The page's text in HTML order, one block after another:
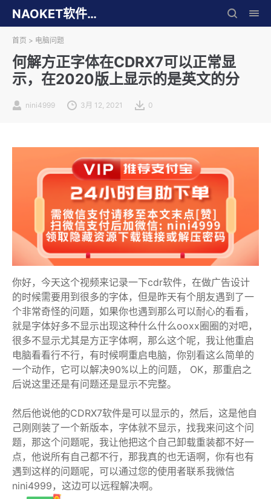
NAOKET软件库
首页 > 电脑问题
何解方正字体在CDRX7可以正常显
示，在2020版上显示的是英文的分
nini4999 3月 12, 2021 0
你好，今天这个视频来记录一下cdr软件，在做广告设计
的时候需要用到很多的字体，但是昨天有个朋友遇到了一
个非常奇怪的问题，如果你也遇到那么可以耐心的看看，
就是字体好多不显示出现这种什么什么ooxx圈圈的对吧，
很多不显示尤其是方正字体啊，那么这个呢，我让他重启
电脑看看行不行，有时候啊重启电脑，你别看这么简单的
一个动作，它可以解决90%以上的问题， OK，那重启之
后说这里还是有问题还是显示不完整。
然后他说他的CDRX7软件是可以显示的，然后，这是他自
己刚刚装了一个新版本，字体就不显示，找我来问这个问
题，那这个问题呢，我让他把这个自己卸载重装都不好一
点，他说所有自己都不行，那我真的也无语啊，你有也有
遇到这样的问题呢，可以通过您的使用者联系我微信
nini4999，这边可以远程解决啊。